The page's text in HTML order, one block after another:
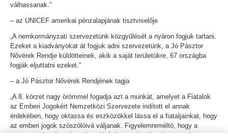
válhassanak.”
– az UNICEF amerikai pénzalapjának tisztviselője
„A nemkormányzati szervezetünk közgyűlését a nyáron fogjuk tartani.
Ezeket a kiadványokat át fogjuk adni szervezetünk, a Jó Pásztor
Nővérek Rendje küldötteinek, akik a saját területükre, 67 országba
fogják eljuttatni ezeket.”
– a Jó Pásztor Nővérek Rendjének tagja
„A 8. körzet nagy örömmel fogadja azt a munkát, amelyet a Fiatalok
az Emberi Jogokért Nemzetközi Szervezete indított el annak
érdekében, hogy oktassa és eszközökkel lássa el a fiataljainkat, hogy
az emberi jogok szószólóivá váljanak. Figyelemreméltó, hogy a
szervezetük milyen kreatívan hirdeti az emberi jogok üzenetét: